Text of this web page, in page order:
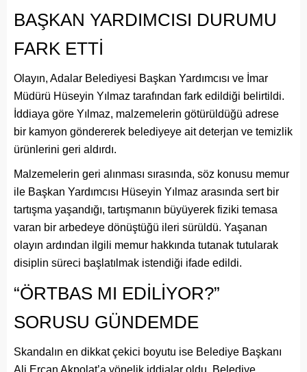
BAŞKAN YARDIMCISI DURUMU
FARK ETTİ
Olayın, Adalar Belediyesi Başkan Yardımcısı ve İmar
Müdürü Hüseyin Yılmaz tarafından fark edildiği belirtildi.
İddiaya göre Yılmaz, malzemelerin götürüldüğü adrese
bir kamyon göndererek belediyeye ait deterjan ve temizlik
ürünlerini geri aldırdı.
Malzemelerin geri alınması sırasında, söz konusu memur
ile Başkan Yardımcısı Hüseyin Yılmaz arasında sert bir
tartışma yaşandığı, tartışmanın büyüyerek fiziki temasa
varan bir arbedeye dönüştüğü ileri sürüldü. Yaşanan
olayın ardından ilgili memur hakkında tutanak tutularak
disiplin süreci başlatılmak istendiği ifade edildi.
“ÖRTBAS MI EDİLİYOR?”
SORUSU GÜNDEMDE
Skandalın en dikkat çekici boyutu ise Belediye Başkanı
Ali Ercan Akpolat’a yönelik iddialar oldu. Belediye